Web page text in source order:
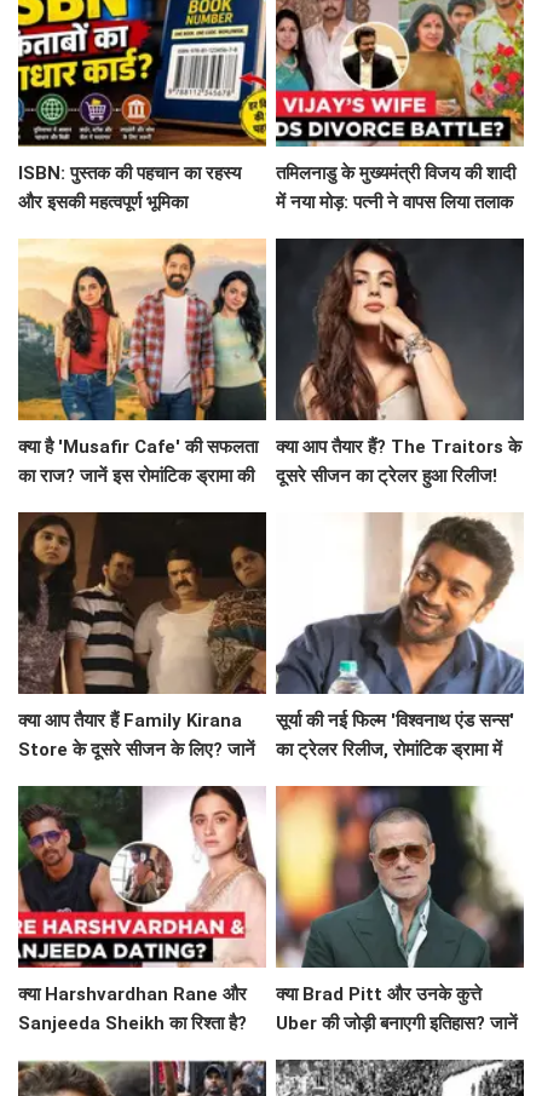
ISBN: पुस्तक की पहचान का रहस्य
और इसकी महत्वपूर्ण भूमिका
तमिलनाडु के मुख्यमंत्री विजय की शादी
में नया मोड़: पत्नी ने वापस लिया तलाक
क्या है 'Musafir Cafe' की सफलता
का राज? जानें इस रोमांटिक ड्रामा की
क्या आप तैयार हैं? The Traitors के
दूसरे सीजन का ट्रेलर हुआ रिलीज!
क्या आप तैयार हैं Family Kirana
Store के दूसरे सीजन के लिए? जानें
सूर्या की नई फिल्म 'विश्वनाथ एंड सन्स'
का ट्रेलर रिलीज, रोमांटिक ड्रामा में
क्या Harshvardhan Rane और
Sanjeeda Sheikh का रिश्ता है?
क्या Brad Pitt और उनके कुत्ते
Uber की जोड़ी बनाएगी इतिहास? जानें